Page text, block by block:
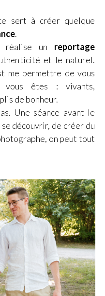
sert à créer quelque
.
réalise un reportage
et le naturel.
me permettre de vous
vous êtes : vivants,
de bonheur.
Une séance avant le
se découvrir, de créer du
on peut tout